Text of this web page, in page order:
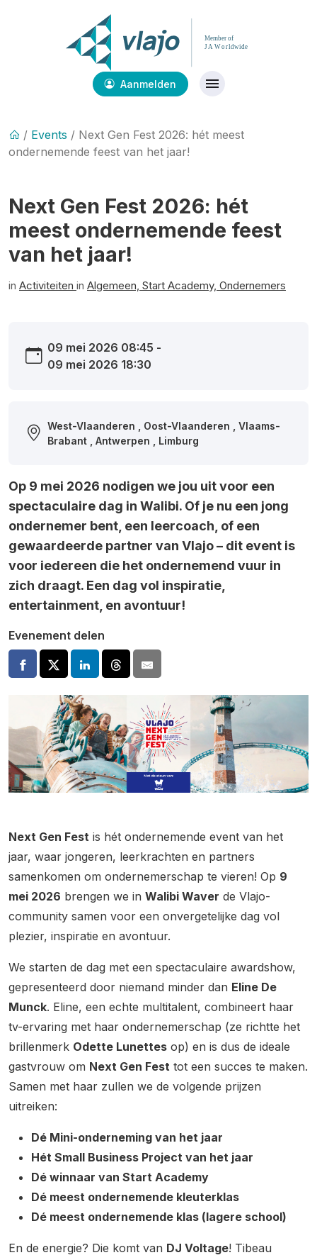
Aanmelden
/ Events / Next Gen Fest 2026: hét meest
ondernemende feest van het jaar!
Next Gen Fest 2026: hét
meest ondernemende feest
van het jaar!
in Activiteiten in Algemeen, Start Academy, Ondernemers
09 mei 2026 08:45 -
09 mei 2026 18:30
West-Vlaanderen , Oost-Vlaanderen , Vlaams-
Brabant , Antwerpen , Limburg
Op 9 mei 2026 nodigen we jou uit voor een
spectaculaire dag in Walibi. Of je nu een jong
ondernemer bent, een leercoach, of een
gewaardeerde partner van Vlajo – dit event is
voor iedereen die het ondernemend vuur in
zich draagt. Een dag vol inspiratie,
entertainment, en avontuur!
Evenement delen
Next Gen Fest is hét ondernemende event van het
jaar, waar jongeren, leerkrachten en partners
samenkomen om ondernemerschap te vieren! Op 9
mei 2026 brengen we in Walibi Waver de Vlajo-
community samen voor een onvergetelijke dag vol
plezier, inspiratie en avontuur.
We starten de dag met een spectaculaire awardshow,
gepresenteerd door niemand minder dan Eline De
Munck. Eline, een echte multitalent, combineert haar
tv-ervaring met haar ondernemerschap (ze richtte het
brillenmerk Odette Lunettes op) en is dus de ideale
gastvrouw om Next Gen Fest tot een succes te maken.
Samen met haar zullen we de volgende prijzen
uitreiken:
Dé Mini-onderneming van het jaar
Hét Small Business Project van het jaar
Dé winnaar van Start Academy
Dé meest ondernemende kleuterklas
Dé meest ondernemende klas (lagere school)
En de energie? Die komt van DJ Voltage! Tibeau